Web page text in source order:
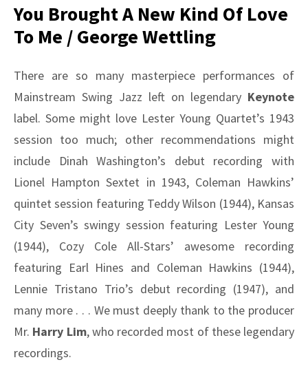
/
Joe
Thomas
You Brought A New Kind Of Love
To Me / George Wettling
There are so many masterpiece performances of
Mainstream Swing Jazz left on legendary Keynote
label. Some might love Lester Young Quartet’s 1943
session too much; other recommendations might
include Dinah Washington’s debut recording with
Lionel Hampton Sextet in 1943, Coleman Hawkins’
quintet session featuring Teddy Wilson (1944), Kansas
City Seven’s swingy session featuring Lester Young
(1944), Cozy Cole All-Stars’ awesome recording
featuring Earl Hines and Coleman Hawkins (1944),
Lennie Tristano Trio’s debut recording (1947), and
many more . . . We must deeply thank to the producer
Mr. Harry Lim, who recorded most of these legendary
recordings.